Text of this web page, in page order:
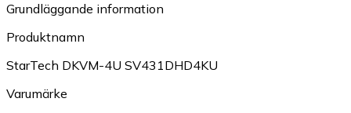
Grundläggande information
Produktnamn
StarTech DKVM-4U SV431DHD4KU
Varumärke